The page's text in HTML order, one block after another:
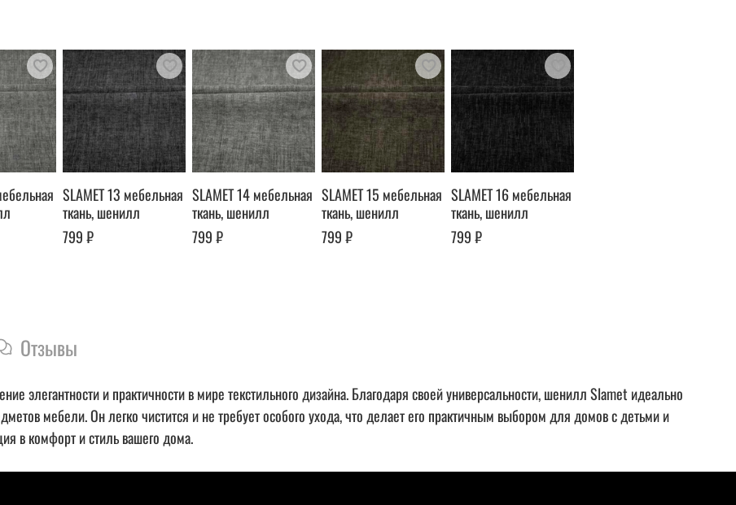
SLAMET 13 мебельная
ткань, шенилл
799 ₽
SLAMET 14 мебельная
ткань, шенилл
799 ₽
SLAMET 15 мебельная
ткань, шенилл
799 ₽
SLAMET 16 мебельная
ткань, шенилл
799 ₽
Отзывы
элегантности и практичности в мире текстильного дизайна. Благодаря своей универсальности, шенилл Slamet идеально
мебели. Он легко чистится и не требует особого ухода, что делает его практичным выбором для домов с детьми и
в комфорт и стиль вашего дома.